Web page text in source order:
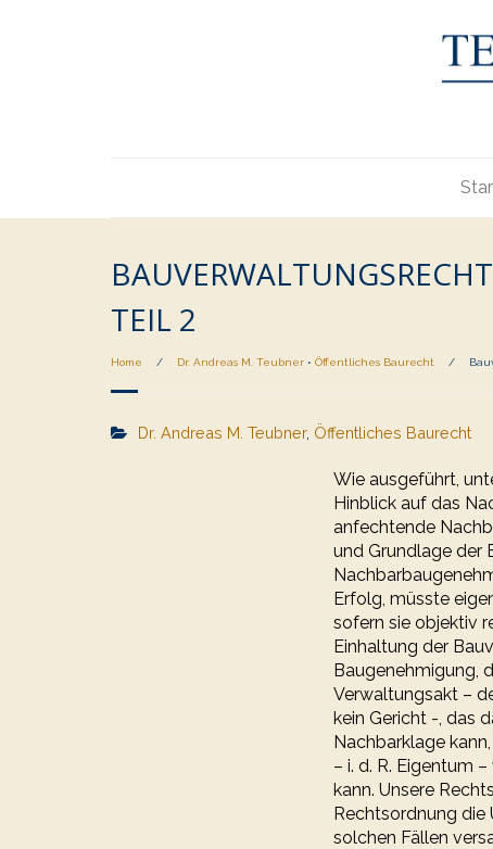
TEIL 2
Home / Dr. Andreas M. Teubner • Öffentliches Baurecht /
Dr. Andreas M. Teubner, Öffentliches Baurecht
Wie ausgeführt,
Hinblick auf das
anfechtende
und Grundlage der
Erfolg, müsste
sofern sie objektiv
Einhaltung der
Baugenehmigung,
Verwaltungsakt –
kein Gericht -, das
Nachbarklage
– i. d. R. Eigentum
kann. Unsere
Rechtsordnung die
solchen Fällen